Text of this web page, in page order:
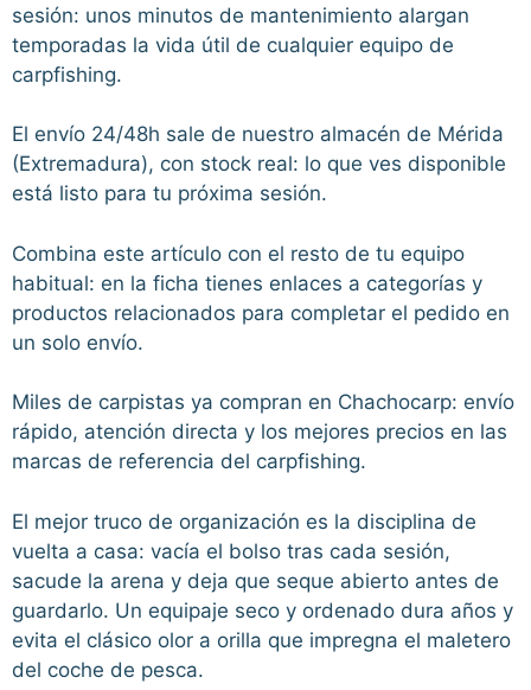
sesión: unos minutos de mantenimiento alargan
temporadas la vida útil de cualquier equipo de
carpfishing.
El envío 24/48h sale de nuestro almacén de Mérida
(Extremadura), con stock real: lo que ves disponible
está listo para tu próxima sesión.
Combina este artículo con el resto de tu equipo
habitual: en la ficha tienes enlaces a categorías y
productos relacionados para completar el pedido en
un solo envío.
Miles de carpistas ya compran en Chachocarp: envío
rápido, atención directa y los mejores precios en las
marcas de referencia del carpfishing.
El mejor truco de organización es la disciplina de
vuelta a casa: vacía el bolso tras cada sesión,
sacude la arena y deja que seque abierto antes de
guardarlo. Un equipaje seco y ordenado dura años y
evita el clásico olor a orilla que impregna el maletero
del coche de pesca.